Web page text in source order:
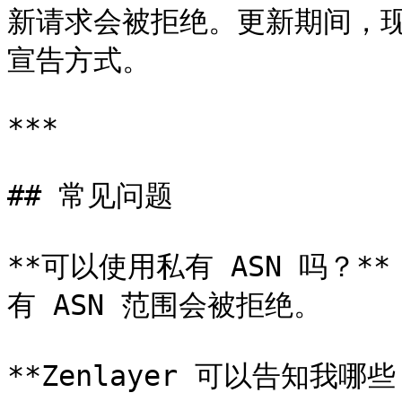
新请求会被拒绝。更新期间，
宣告方式。
***
## 常见问题
**可以使用私有 ASN 吗？**
有 ASN 范围会被拒绝。
**Zenlayer 可以告知我哪